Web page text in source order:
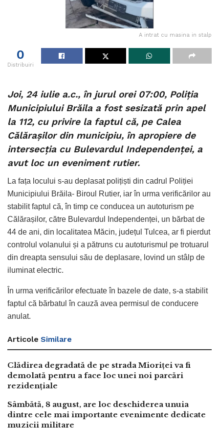
A intrat cu masina in stalp
0
Distribuiri
Joi, 24 iulie a.c., în jurul orei 07:00, Poliția
Municipiului Brăila a fost sesizată prin apel
la 112, cu privire la faptul că, pe Calea
Călărașilor din municipiu, în apropiere de
intersecția cu Bulevardul Independenței, a
avut loc un eveniment rutier.
La fața locului s-au deplasat polițiști din cadrul Poliției
Municipiului Brăila- Biroul Rutier, iar în urma verificărilor au
stabilit faptul că, în timp ce conducea un autoturism pe
Călărașilor, către Bulevardul Independenței, un bărbat de
44 de ani, din localitatea Măcin, județul Tulcea, ar fi pierdut
controlul volanului și a pătruns cu autoturismul pe trotuarul
din dreapta sensului său de deplasare, lovind un stâlp de
iluminat electric.
În urma verificărilor efectuate în bazele de date, s-a stabilit
faptul că bărbatul în cauză avea permisul de conducere
anulat.
Articole Similare
Clădirea degradată de pe strada Mioriței va fi
demolată pentru a face loc unei noi parcări
rezidențiale
Sâmbătă, 8 august, are loc deschiderea unuia
dintre cele mai importante evenimente dedicate
muzicii militare